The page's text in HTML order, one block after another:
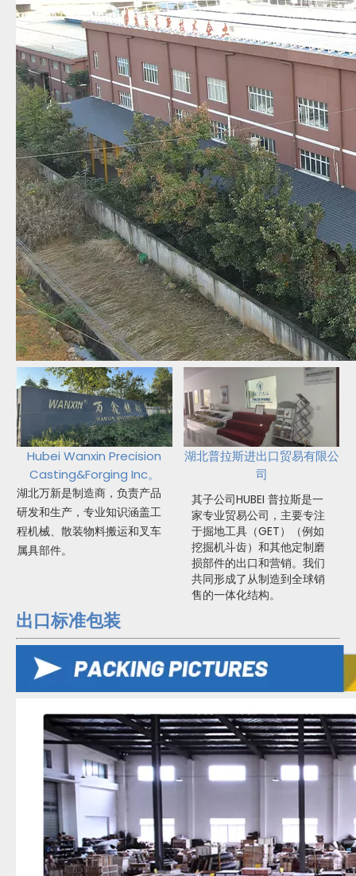
Hubei Wanxin Precision
Casting&Forging Inc。
湖北万新是制造商，负责产品
研发和生产，专业知识涵盖工
程机械、散装物料搬运和叉车
属具部件。
湖北普拉斯进出口贸易有限公
司
其子公司HUBEI 普拉斯是一
家专业贸易公司，主要专注
于掘地工具（GET）（例如
挖掘机斗齿）和其他定制磨
损部件的出口和营销。我们
共同形成了从制造到全球销
售的一体化结构。
出口标准包装